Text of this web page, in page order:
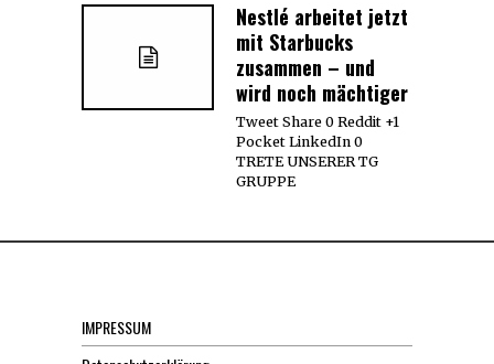
Nestlé arbeitet jetzt
mit Starbucks
zusammen – und
wird noch mächtiger
Tweet Share 0 Reddit +1
Pocket LinkedIn 0
TRETE UNSERER TG
GRUPPE
IMPRESSUM